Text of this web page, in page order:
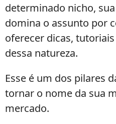
determinado nicho,
domina o assunto por
oferecer dicas,
dessa natureza.
Esse é um dos pilares
tornar o nome da sua
mercado.